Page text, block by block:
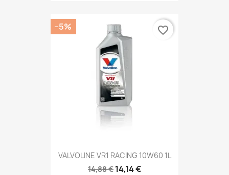
VALVOLINE VR1 RACING 10W60 1L
14,88 € 14,14 €
−5% favorite_border